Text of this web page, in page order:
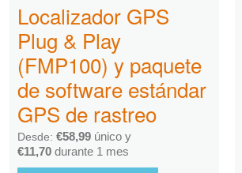
Localizador GPS
Plug & Play
(FMP100) y paquete
de software estándar
GPS de rastreo
Desde: €58,99 único y
€11,70 durante 1 mes